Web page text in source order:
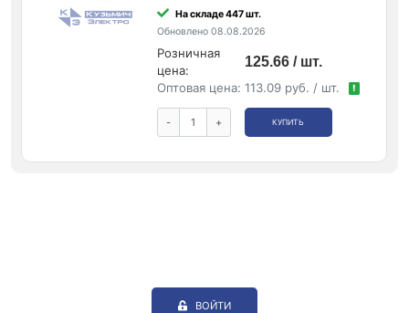
На складе 447 шт.
Обновлено 08.08.2026
Розничная
цена:
125.66 / шт.
Оптовая цена: 113.09 руб. / шт. !
- + КУПИТЬ
ВОЙТИ